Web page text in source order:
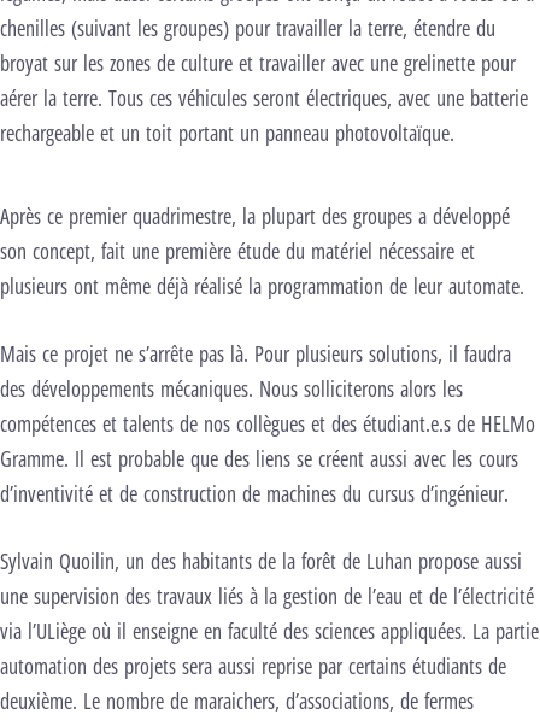
chenilles (suivant les groupes) pour travailler la terre, étendre du
broyat sur les zones de culture et travailler avec une grelinette pour
aérer la terre. Tous ces véhicules seront électriques, avec une batterie
rechargeable et un toit portant un panneau photovoltaïque.
Après ce premier quadrimestre, la plupart des groupes a développé
son concept, fait une première étude du matériel nécessaire et
plusieurs ont même déjà réalisé la programmation de leur automate.
Mais ce projet ne s’arrête pas là. Pour plusieurs solutions, il faudra
des développements mécaniques. Nous solliciterons alors les
compétences et talents de nos collègues et des étudiant.e.s de HELMo
Gramme. Il est probable que des liens se créent aussi avec les cours
d’inventivité et de construction de machines du cursus d’ingénieur.
Sylvain Quoilin, un des habitants de la forêt de Luhan propose aussi
une supervision des travaux liés à la gestion de l’eau et de l’électricité
via l’ULiège où il enseigne en faculté des sciences appliquées. La partie
automation des projets sera aussi reprise par certains étudiants de
deuxième. Le nombre de maraichers, d’associations, de fermes